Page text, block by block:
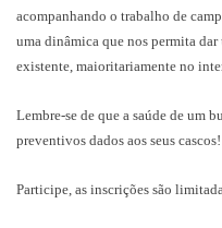
acompanhando o trabalho de
uma dinâmica que nos permita
existente, maioritariamente no
Lembre-se de que a saúde de um
preventivos dados aos seus cascos!
Participe, as inscrições são